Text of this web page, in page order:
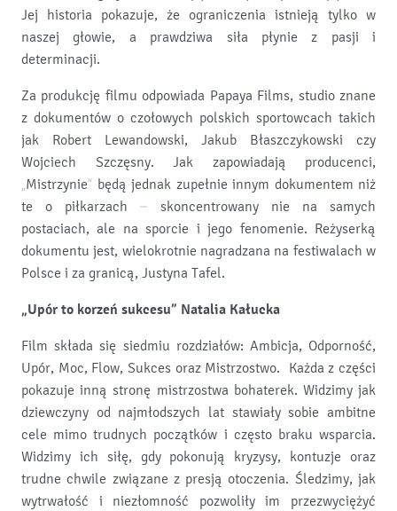
Jej historia pokazuje, że ograniczenia istnieją tylko w
naszej głowie, a prawdziwa siła płynie z pasji i
determinacji.
Za produkcję filmu odpowiada Papaya Films, studio znane
z dokumentów o czołowych polskich sportowcach takich
jak Robert Lewandowski, Jakub Błaszczykowski czy
Wojciech Szczęsny. Jak zapowiadają producenci,
„Mistrzynie” będą jednak zupełnie innym dokumentem niż
te o piłkarzach – skoncentrowany nie na samych
postaciach, ale na sporcie i jego fenomenie. Reżyserką
dokumentu jest, wielokrotnie nagradzana na festiwalach w
Polsce i za granicą, Justyna Tafel.
„Upór to korzeń sukcesu” Natalia Kałucka
Film składa się siedmiu rozdziałów: Ambicja, Odporność,
Upór, Moc, Flow, Sukces oraz Mistrzostwo. Każda z części
pokazuje inną stronę mistrzostwa bohaterek. Widzimy jak
dziewczyny od najmłodszych lat stawiały sobie ambitne
cele mimo trudnych początków i często braku wsparcia.
Widzimy ich siłę, gdy pokonują kryzysy, kontuzje oraz
trudne chwile związane z presją otoczenia. Śledzimy, jak
wytrwałość i niezłomność pozwoliły im przezwyciężyć